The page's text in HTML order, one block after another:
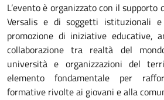
L’evento è organizzato con il supporto
Versalis e di soggetti istituzionali
promozione di iniziative educative,
collaborazione tra realtà del
università e organizzazioni del
elemento fondamentale per
formative rivolte ai giovani e alla